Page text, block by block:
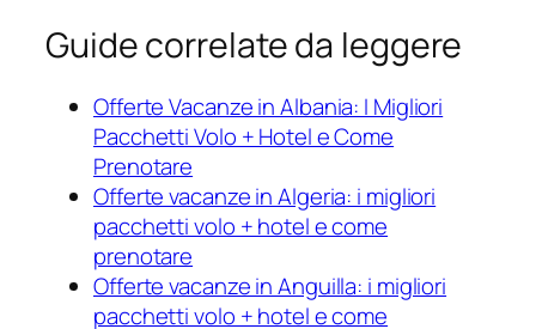
Guide correlate da leggere
Offerte Vacanze in Albania: I Migliori
Pacchetti Volo + Hotel e Come
Prenotare
Offerte vacanze in Algeria: i migliori
pacchetti volo + hotel e come
prenotare
Offerte vacanze in Anguilla: i migliori
pacchetti volo + hotel e come